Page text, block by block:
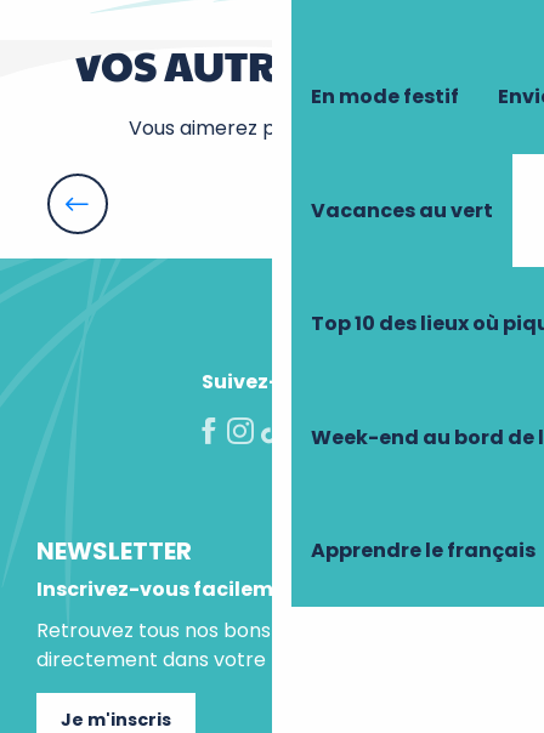
En mode festif
Vacances au vert
Top 10 des lieux où
Week-end au bord de
Apprendre le français
VOS AUTRES ENVIES
Vous aimerez peut être aussi…
Toutes les randos
Suivez-nous !
NEWSLETTER
Inscrivez-vous facilement
Retrouvez tous nos bons plans et idées séjours
directement dans votre boite mail.
Je m'inscris